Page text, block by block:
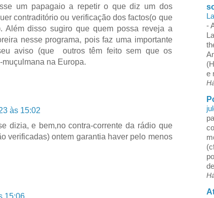
um papagaio a repetir o que diz um dos
contraditório ou verificação dos factos(o que
Além disso sugiro que quem possa reveja a
nesse programa, pois faz uma importante
aviso (que outros têm feito sem que os
na Europa.
às 15:02
dizia, e bem,no contra-corrente da rádio que
verificadas) ontem garantia haver pelo menos
15:06
-
e